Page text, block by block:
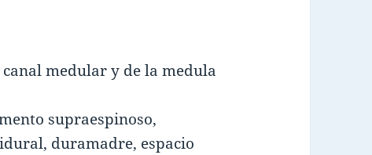
medular y de la medula
supraespinoso,
duramadre, espacio